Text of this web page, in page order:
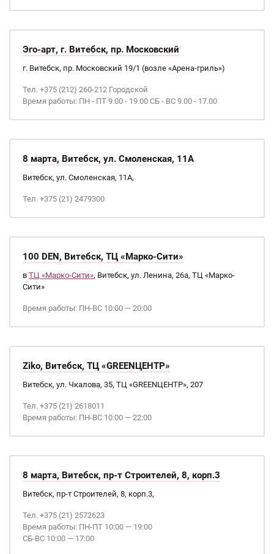
Эго-арт, г. Витебск, пр. Московский
г. Витебск, пр. Московский 19/1 (возле «Арена-гриль»)
Тел. +375 (212) 260-212 Городской
Время работы: ПН - ПТ 9.00 - 19.00 СБ - ВС 9.00 - 17.00
8 марта, Витебск, ул. Смоленская, 11А
Витебск, ул. Смоленская, 11А,
Тел. +375 (21) 2479300
100 DEN, Витебск, ТЦ «Марко-Сити»
в ТЦ «Марко-Сити», Витебск, ул. Ленина, 26а, ТЦ «Марко-
Сити»
Время работы: ПН-ВС 10:00 — 20:00
Ziko, Витебск, ТЦ «GREENЦЕНТР»
Витебск, ул. Чкалова, 35, ТЦ «GREENЦЕНТР», 207
Тел. +375 (21) 2618011
Время работы: ПН-ВС 10:00 — 22:00
8 марта, Витебск, пр-т Строителей, 8, корп.3
Витебск, пр-т Строителей, 8, корп.3,
Тел. +375 (21) 2572623
Время работы: ПН-ПТ 10:00 — 19:00
СБ-ВС 10:00 — 17:00